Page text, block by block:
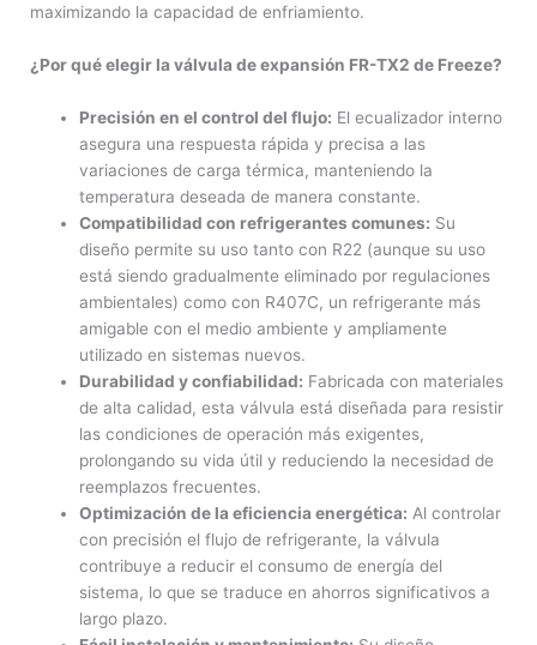
maximizando la capacidad de enfriamiento.
¿Por qué elegir la válvula de expansión FR-TX2 de Freeze?
Precisión en el control del flujo: El ecualizador interno
asegura una respuesta rápida y precisa a las
variaciones de carga térmica, manteniendo la
temperatura deseada de manera constante.
Compatibilidad con refrigerantes comunes: Su
diseño permite su uso tanto con R22 (aunque su uso
está siendo gradualmente eliminado por regulaciones
ambientales) como con R407C, un refrigerante más
amigable con el medio ambiente y ampliamente
utilizado en sistemas nuevos.
Durabilidad y confiabilidad: Fabricada con materiales
de alta calidad, esta válvula está diseñada para resistir
las condiciones de operación más exigentes,
prolongando su vida útil y reduciendo la necesidad de
reemplazos frecuentes.
Optimización de la eficiencia energética: Al controlar
con precisión el flujo de refrigerante, la válvula
contribuye a reducir el consumo de energía del
sistema, lo que se traduce en ahorros significativos a
largo plazo.